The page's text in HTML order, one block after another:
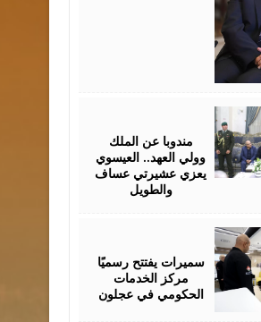
مندوبا عن الملك
وولي العهد.. العيسوي
يعزي عشيرتي عساف
والطويل
سميرات يفتتح رسميًا
مركز الخدمات
الحكومي في عجلون
2026